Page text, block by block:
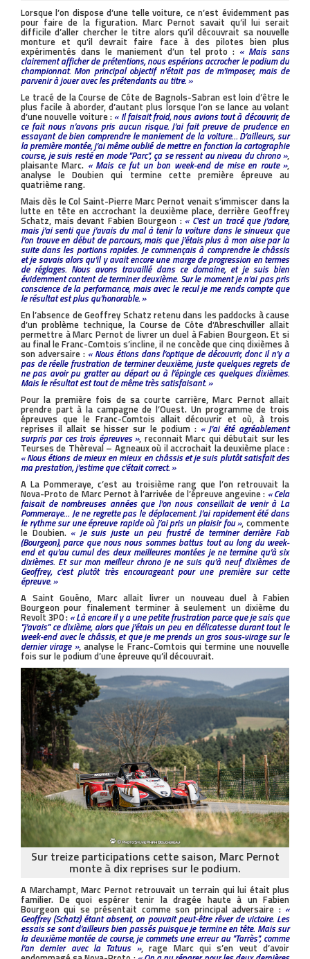
Lorsque l’on dispose d’une telle voiture, ce n’est évidemment pas
pour faire de la figuration. Marc Pernot savait qu’il lui serait
difficile d’aller chercher le titre alors qu’il découvrait sa nouvelle
monture et qu’il devrait faire face à des pilotes bien plus
expérimentés dans le maniement d’un tel proto : « Mais sans
clairement afficher de prétentions, nous espérions accrocher le podium du
championnat. Mon principal objectif n'était pas de m’imposer, mais de
parvenir à jouer avec les prétendants au titre. »
Le tracé de la Course de Côte de Bagnols-Sabran est loin d’être le
plus facile à aborder, d’autant plus lorsque l’on se lance au volant
d’une nouvelle voiture : « Il faisait froid, nous avions tout à découvrir, de
ce fait nous n’avons pris aucun risque. J’ai fait preuve de prudence en
essayant de bien comprendre le maniement de la voiture… D’ailleurs, sur
la première montée, j’ai même oublié de mettre en fonction la cartographie
course, je suis resté en mode ''Parc'', ça se ressent au niveau du chrono »,
plaisante Marc. « Mais ce fut un bon week-end de mise en route »,
analyse le Doubien qui termine cette première épreuve au
quatrième rang.
Mais dès le Col Saint-Pierre Marc Pernot venait s’immiscer dans la
lutte en tête en accrochant la deuxième place, derrière Geoffrey
Schatz, mais devant Fabien Bourgeon : « C’est un tracé que j’adore,
mais j’ai senti que j’avais du mal à tenir la voiture dans le sinueux que
l’on trouve en début de parcours, mais que j’étais plus à mon aise par la
suite dans les portions rapides. Je commençais à comprendre le châssis
et je savais alors qu’il y avait encore une marge de progression en termes
de réglages. Nous avons travaillé dans ce domaine, et je suis bien
évidemment content de terminer deuxième. Sur le moment je n’ai pas pris
conscience de la performance, mais avec le recul je me rends compte que
le résultat est plus qu’honorable. »
En l’absence de Geoffrey Schatz retenu dans les paddocks à cause
d’un problème technique, la Course de Côte d’Abreschviller allait
permettre à Marc Pernot de livrer un duel à Fabien Bourgeon. Et si
au final le Franc-Comtois s’incline, il ne concède que cinq dixièmes à
son adversaire : « Nous étions dans l’optique de découvrir, donc il n’y a
pas de réelle frustration de terminer deuxième, juste quelques regrets de
ne pas avoir pu gratter au départ ou à l’épingle ces quelques dixièmes.
Mais le résultat est tout de même très satisfaisant. »
Pour la première fois de sa courte carrière, Marc Pernot allait
prendre part à la campagne de l’Ouest. Un programme de trois
épreuves que le Franc-Comtois allait découvrir et où, à trois
reprises il allait se hisser sur le podium : « J’ai été agréablement
surpris par ces trois épreuves », reconnait Marc qui débutait sur les
Teurses de Thèreval – Agneaux où il accrochait la deuxième place :
« Nous étions de mieux en mieux en châssis et je suis plutôt satisfait des
ma prestation, j’estime que c’était correct. »
A La Pommeraye, c’est au troisième rang que l’on retrouvait la
Nova-Proto de Marc Pernot à l’arrivée de l’épreuve angevine : « Cela
faisait de nombreuses années que l’on nous conseillait de venir à La
Pommeraye… Je ne regrette pas le déplacement. J’ai rapidement été dans
le rythme sur une épreuve rapide où j’ai pris un plaisir fou », commente
le Doubien. « Je suis juste un peu frustré de terminer derrière Fab
(Bourgeon), parce que nous nous sommes battus tout au long du week-
end et qu’au cumul des deux meilleures montées je ne termine qu’à six
dixièmes. Et sur mon meilleur chrono je ne suis qu’à neuf dixièmes de
Geoffrey, c’est plutôt très encourageant pour une première sur cette
épreuve. »
A Saint Gouëno, Marc allait livrer un nouveau duel à Fabien
Bourgeon pour finalement terminer à seulement un dixième du
Revolt 3P0 : « Là encore il y a une petite frustration parce que je sais que
''j’avais'' ce dixième, alors que j’étais un peu en délicatesse durant tout le
week-end avec le châssis, et que je me prends un gros sous-virage sur le
dernier virage », analyse le Franc-Comtois qui termine une nouvelle
fois sur le podium d’une épreuve qu’il découvrait.
Sur treize participations cette saison, Marc Pernot
monte à dix reprises sur le podium.
A Marchampt, Marc Pernot retrouvait un terrain qui lui était plus
familier. De quoi espérer tenir la dragée haute à un Fabien
Bourgeon qui se présentait comme son principal adversaire : «
Geoffrey (Schatz) étant absent, on pouvait peut-être rêver de victoire. Les
essais se sont d’ailleurs bien passés puisque je termine en tête. Mais sur
la deuxième montée de course, je commets une erreur au ''Tarrès'', comme
l’an dernier avec la Tatuus », rage Marc qui s’en veut d’avoir